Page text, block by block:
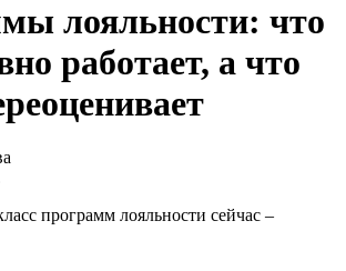
лояльности: что
работает, а что
программ лояльности сейчас –